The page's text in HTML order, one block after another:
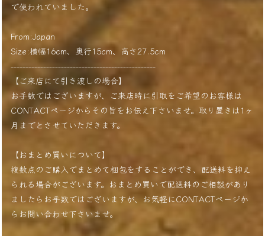
で使われていました。
From:Japan
Size:横幅16cm、奥行15cm、高さ27.5cm
-------------------------------------------------
【ご来店にて引き渡しの場合】
お手数ではございますが、ご来店時に引取をご希望のお客様は
CONTACTページからその旨をお伝え下さいませ。取り置きは1ヶ
月までとさせていただきます。
【おまとめ買いについて】
複数点のご購入でまとめて梱包をすることができ、配送料を抑え
られる場合がございます。おまとめ買いで配送料のご相談があり
ましたらお手数ではございますが、お気軽にCONTACTページか
らお問い合わせ下さいませ。